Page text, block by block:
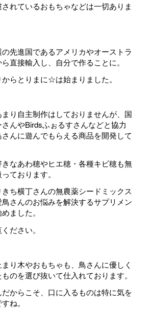
れているおもちゃなどは一切ありま
先進国であるアメリカやオーストラ
直接輸入し、自分で作ることに。
らとりまに☆は始まりました。
り自主制作はしておりませんが、国
んやBirdsふぉるすさんなどと協力
んに遊んでもらえる商品を開発して
なあわ穂やヒエ穂・各種キビ穂も無
ております。
きち横丁さんの無農薬シードミックス
さんのお悩みを解決するサプリメン
ました。
ださい。
り木やおもちゃも、鳥さんに優しく
のを選び抜いて仕入れております。
からこそ、口に入るものは特に気を
ね。